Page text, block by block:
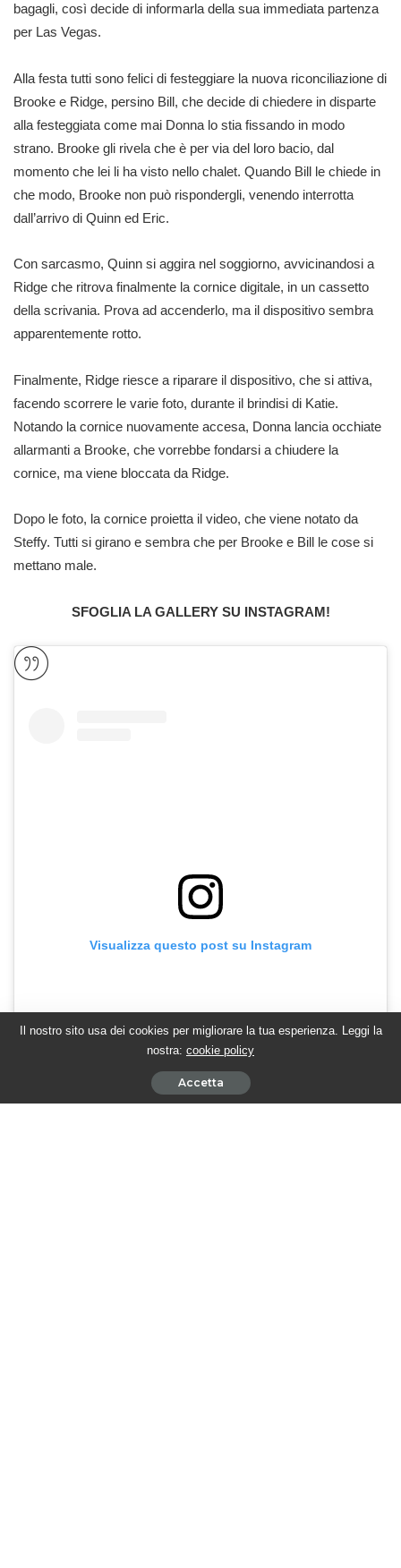
bagagli, così decide di informarla della sua immediata partenza
per Las Vegas.
Alla festa tutti sono felici di festeggiare la nuova riconciliazione di
Brooke e Ridge, persino Bill, che decide di chiedere in disparte
alla festeggiata come mai Donna lo stia fissando in modo
strano. Brooke gli rivela che è per via del loro bacio, dal
momento che lei li ha visto nello chalet. Quando Bill le chiede in
che modo, Brooke non può rispondergli, venendo interrotta
dall’arrivo di Quinn ed Eric.
Con sarcasmo, Quinn si aggira nel soggiorno, avvicinandosi a
Ridge che ritrova finalmente la cornice digitale, in un cassetto
della scrivania. Prova ad accenderlo, ma il dispositivo sembra
apparentemente rotto.
Finalmente, Ridge riesce a riparare il dispositivo, che si attiva,
facendo scorrere le varie foto, durante il brindisi di Katie.
Notando la cornice nuovamente accesa, Donna lancia occhiate
allarmanti a Brooke, che vorrebbe fondarsi a chiudere la
cornice, ma viene bloccata da Ridge.
Dopo le foto, la cornice proietta il video, che viene notato da
Steffy. Tutti si girano e sembra che per Brooke e Bill le cose si
mettano male.
SFOGLIA LA GALLERY SU INSTAGRAM!
Visualizza questo post su Instagram
Il nostro sito usa dei cookies per migliorare la tua esperienza. Leggi la
nostra: cookie policy
Accetta